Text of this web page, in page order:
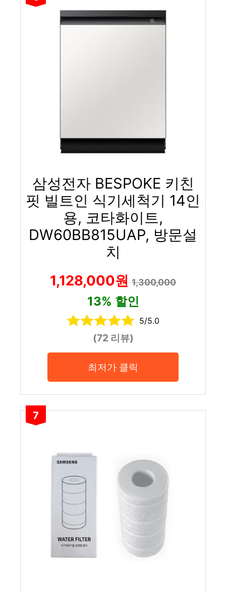
삼성전자 BESPOKE 키친
핏 빌트인 식기세척기 14인
용, 코타화이트,
DW60BB815UAP, 방문설
치
1,128,000원 1,300,000
13% 할인
5/5.0
(72 리뷰)
최저가 클릭
7